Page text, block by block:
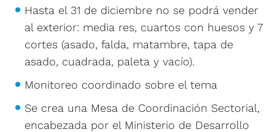
Hasta el 31 de diciembre no se podrá vender
al exterior: media res, cuartos con huesos y 7
cortes (asado, falda, matambre, tapa de
asado, cuadrada, paleta y vacío).
Monitoreo coordinado sobre el tema
Se crea una Mesa de Coordinación Sectorial,
encabezada por el Ministerio de Desarrollo